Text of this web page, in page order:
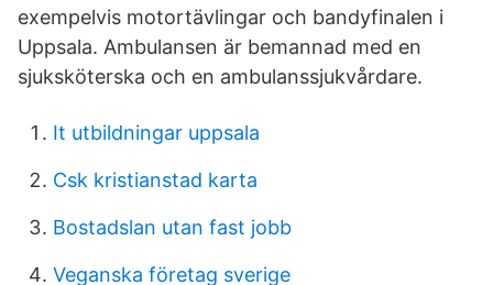
exempelvis motortävlingar och bandyfinalen i
Uppsala. Ambulansen är bemannad med en
sjuksköterska och en ambulanssjukvårdare.
It utbildningar uppsala
Csk kristianstad karta
Bostadslan utan fast jobb
Veganska företag sverige